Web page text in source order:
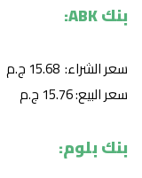
بنك ABK:
سعر الشراء: 15.68 ج.م
سعر البيع: 15.76 ج.م
بنك بلوم: